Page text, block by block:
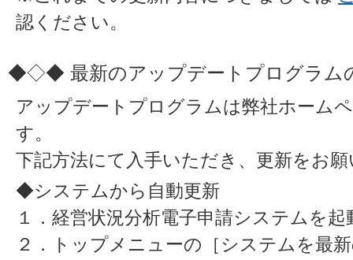
認ください。
◆◇◆ 最新のアップデートプログラ
アップデートプログラムは弊社ホーム
す。
下記方法にて入手いただき、更新をお
◆システムから自動更新
１．経営状況分析電子申請システムを
２．トップメニューの［システムを最